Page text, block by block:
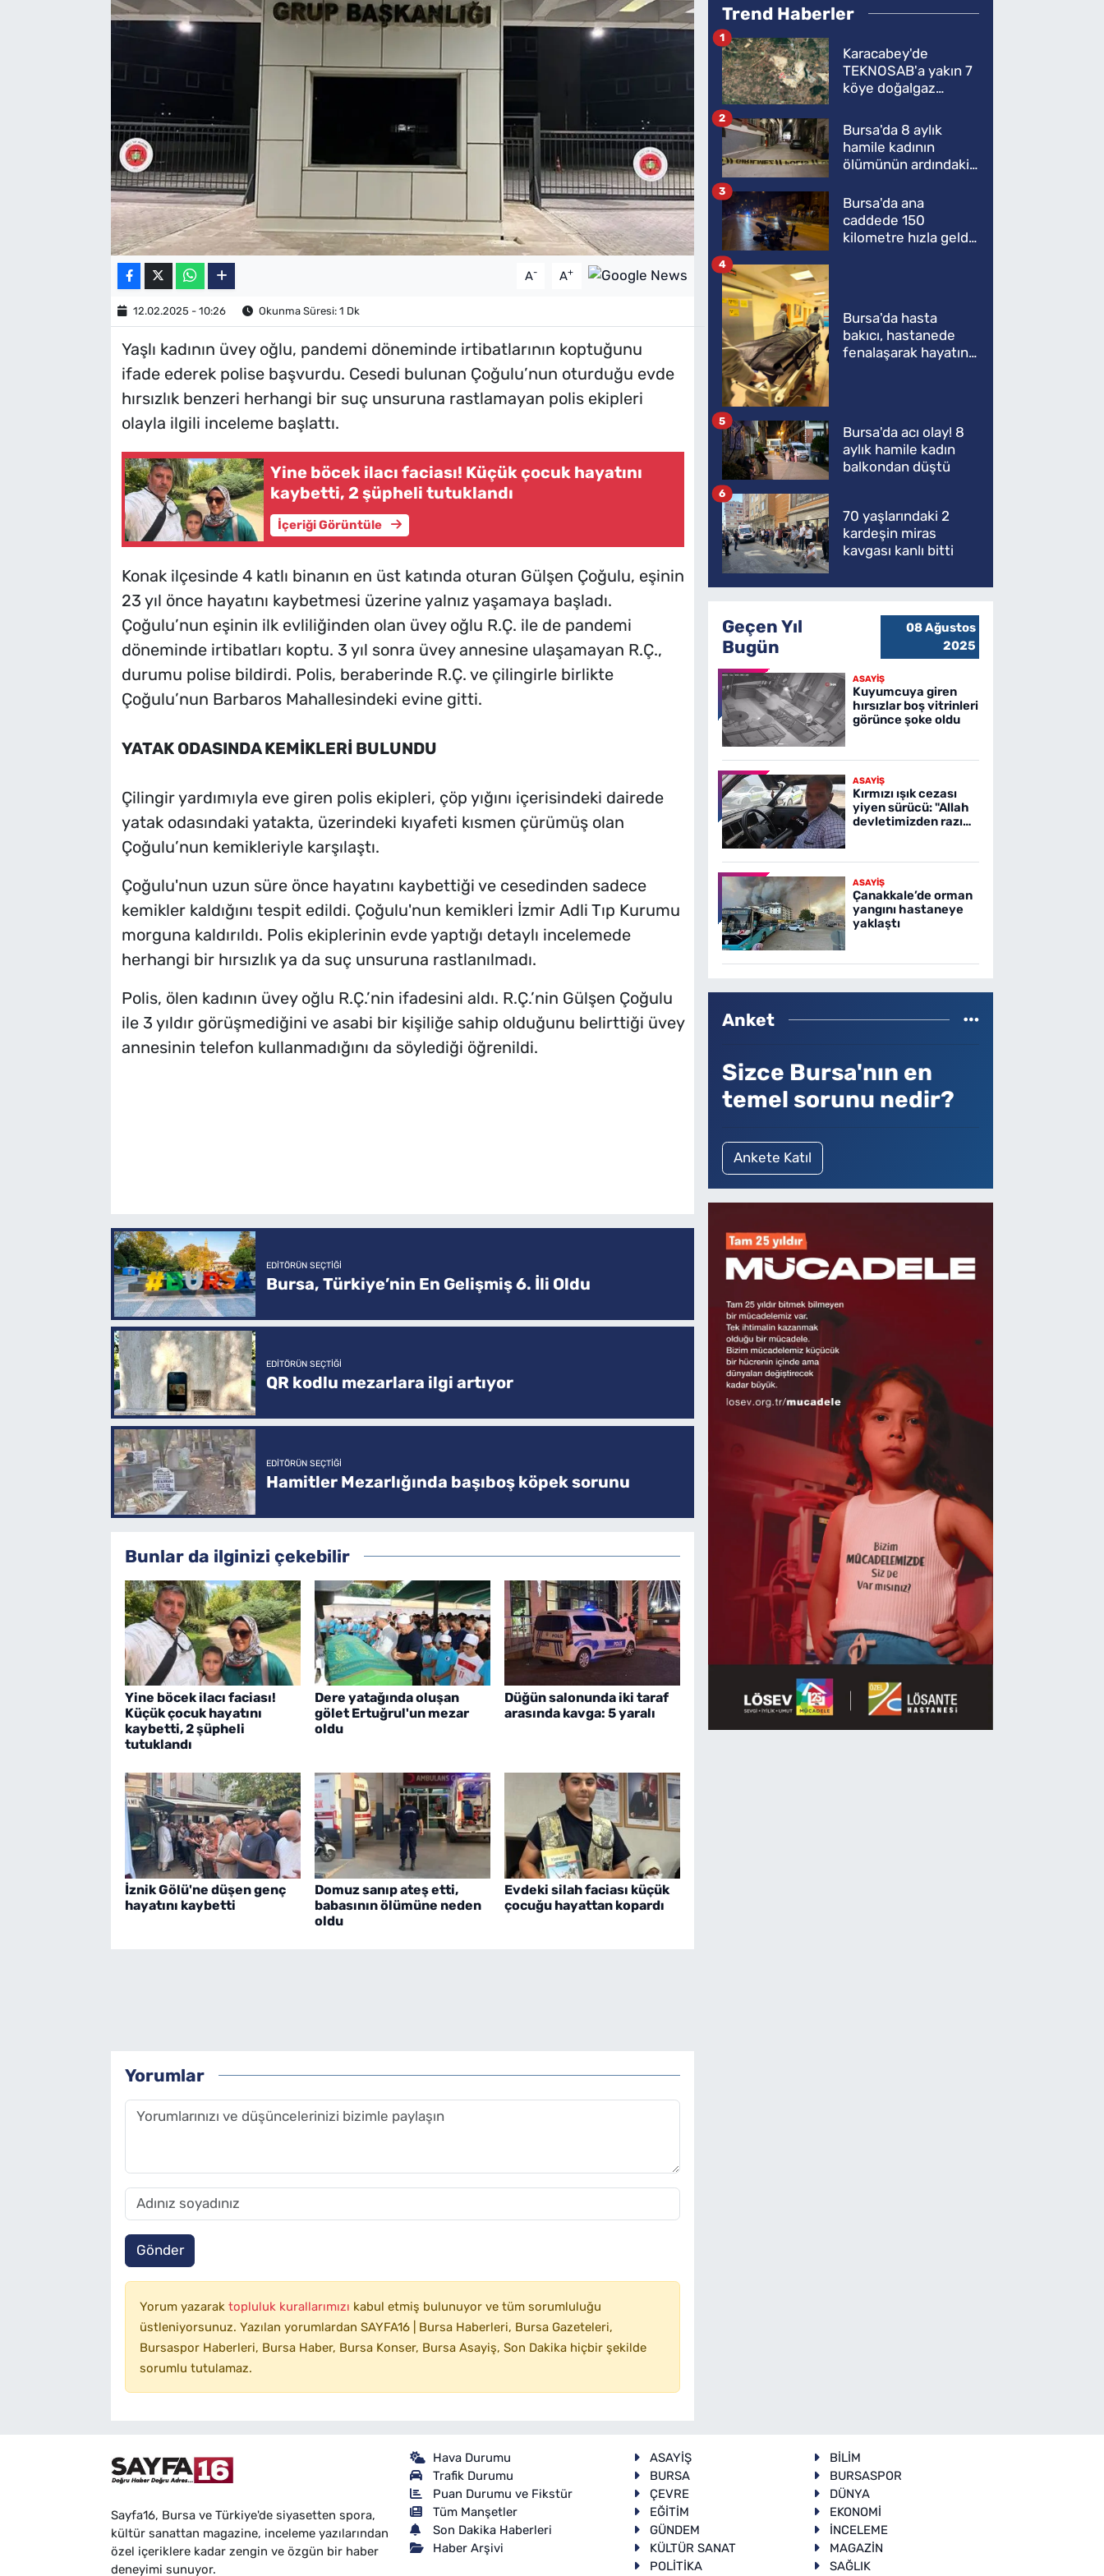
A- A+
12.02.2025 - 10:26 Okunma Süresi: 1 Dk
Yaşlı kadının üvey oğlu, pandemi döneminde irtibatlarının koptuğunu
ifade ederek polise başvurdu. Cesedi bulunan Çoğulu’nun oturduğu evde
hırsızlık benzeri herhangi bir suç unsuruna rastlamayan polis ekipleri
olayla ilgili inceleme başlattı.
Yine böcek ilacı faciası! Küçük çocuk hayatını
kaybetti, 2 şüpheli tutuklandı
İçeriği Görüntüle
Konak ilçesinde 4 katlı binanın en üst katında oturan Gülşen Çoğulu, eşinin
23 yıl önce hayatını kaybetmesi üzerine yalnız yaşamaya başladı.
Çoğulu’nun eşinin ilk evliliğinden olan üvey oğlu R.Ç. ile de pandemi
döneminde irtibatları koptu. 3 yıl sonra üvey annesine ulaşamayan R.Ç.,
durumu polise bildirdi. Polis, beraberinde R.Ç. ve çilingirle birlikte
Çoğulu’nun Barbaros Mahallesindeki evine gitti.
YATAK ODASINDA KEMİKLERİ BULUNDU
Çilingir yardımıyla eve giren polis ekipleri, çöp yığını içerisindeki dairede
yatak odasındaki yatakta, üzerindeki kıyafeti kısmen çürümüş olan
Çoğulu’nun kemikleriyle karşılaştı.
Çoğulu'nun uzun süre önce hayatını kaybettiği ve cesedinden sadece
kemikler kaldığını tespit edildi. Çoğulu'nun kemikleri İzmir Adli Tıp Kurumu
morguna kaldırıldı. Polis ekiplerinin evde yaptığı detaylı incelemede
herhangi bir hırsızlık ya da suç unsuruna rastlanılmadı.
Polis, ölen kadının üvey oğlu R.Ç.’nin ifadesini aldı. R.Ç.’nin Gülşen Çoğulu
ile 3 yıldır görüşmediğini ve asabi bir kişiliğe sahip olduğunu belirttiği üvey
annesinin telefon kullanmadığını da söylediği öğrenildi.
EDITÖRÜN SEÇTIĞI
Bursa, Türkiye’nin En Gelişmiş 6. İli Oldu
EDITÖRÜN SEÇTIĞI
QR kodlu mezarlara ilgi artıyor
EDITÖRÜN SEÇTIĞI
Hamitler Mezarlığında başıboş köpek sorunu
Bunlar da ilginizi çekebilir
Yine böcek ilacı faciası!
Küçük çocuk hayatını
kaybetti, 2 şüpheli
tutuklandı
Dere yatağında oluşan
gölet Ertuğrul'un mezar
oldu
Düğün salonunda iki taraf
arasında kavga: 5 yaralı
İznik Gölü'ne düşen genç
hayatını kaybetti
Domuz sanıp ateş etti,
babasının ölümüne neden
oldu
Evdeki silah faciası küçük
çocuğu hayattan kopardı
Yorumlar
Gönder
Yorum yazarak topluluk kurallarımızı kabul etmiş bulunuyor ve tüm sorumluluğu
üstleniyorsunuz. Yazılan yorumlardan SAYFA16 | Bursa Haberleri, Bursa Gazeteleri,
Bursaspor Haberleri, Bursa Haber, Bursa Konser, Bursa Asayiş, Son Dakika hiçbir şekilde
sorumlu tutulamaz.
Trend Haberler
Karacabey'de
TEKNOSAB'a yakın 7
köye doğalgaz
1
Bursa'da 8 aylık
hamile kadının
ölümünün ardındaki
2
Bursa'da ana
caddede 150
kilometre hızla geldi,
3
Bursa'da hasta
bakıcı, hastanede
fenalaşarak hayatını
4
Bursa'da acı olay! 8
aylık hamile kadın
balkondan düştü
5
70 yaşlarındaki 2
kardeşin miras
kavgası kanlı bitti
6
Geçen Yıl
Bugün
08 Ağustos
2025
ASAYİŞ
Kuyumcuya giren
hırsızlar boş vitrinleri
görünce şoke oldu
ASAYİŞ
Kırmızı ışık cezası
yiyen sürücü: "Allah
devletimizden razı
ASAYİŞ
Çanakkale’de orman
yangını hastaneye
yaklaştı
Anket
Sizce Bursa'nın en
temel sorunu nedir?
Ankete Katıl
Sayfa16, Bursa ve Türkiye'de siyasetten spora,
kültür sanattan magazine, inceleme yazılarından
özel içeriklere kadar zengin ve özgün bir haber
deneyimi sunuyor.
Hava Durumu
Trafik Durumu
Puan Durumu ve Fikstür
Tüm Manşetler
Son Dakika Haberleri
Haber Arşivi
ASAYİŞ
BİLİM
BURSA
BURSASPOR
ÇEVRE
DÜNYA
EĞİTİM
EKONOMİ
GÜNDEM
İNCELEME
KÜLTÜR SANAT
MAGAZİN
POLİTİKA
SAĞLIK
TV REHBERİ